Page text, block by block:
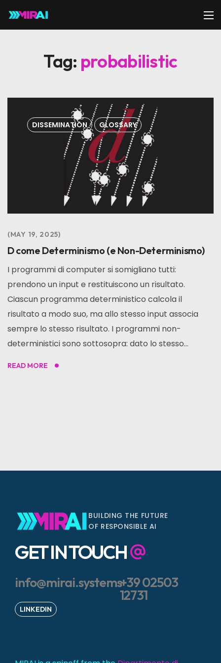
Tag: probabilistic
DISSEMINATION GLOSSARY
MAY 19, 2025
D come Determinismo (e Non-Determinismo)
I programmi di computer si somigliano tutti:
prendono un input e restituiscono un risultato.
Ciascun programma deterministico calcola il
risultato a modo suo, ma allo stesso input associa
sempre lo stesso risultato. I programmi non-
deterministici sono sottosopra: dato lo stesso...
READ MORE
BUILDING THE FUTURE
OF RESPONSIBLE AI
GET IN TOUCH
info@mirai.systems+39 02503
12731
LINKEDIN